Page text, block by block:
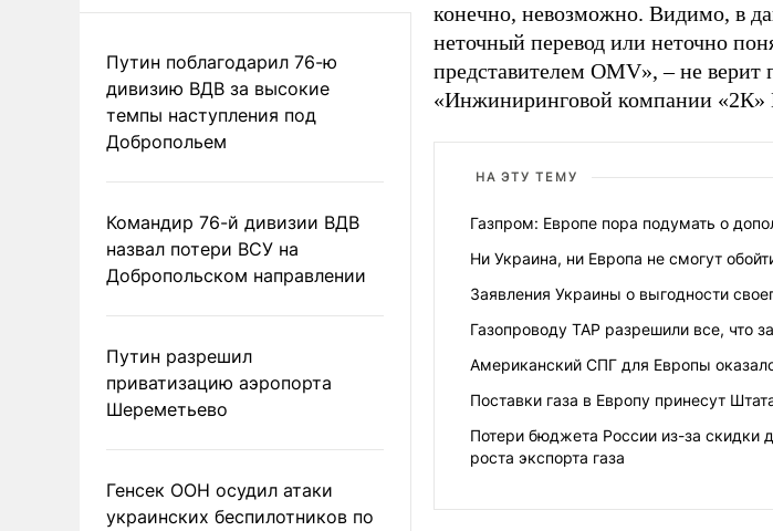
Путин поблагодарил 76-ю
дивизию ВДВ за высокие
темпы наступления под
Добропольем
Командир 76-й дивизии ВДВ
назвал потери ВСУ на
Добропольском направлении
Путин разрешил
приватизацию аэропорта
Шереметьево
Генсек ООН осудил атаки
украинских беспилотников по
конечно, невозможно. Видимо, в
неточный перевод или неточно
представителем OMV», – не верит
«Инжиниринговой компании «2К»
НА ЭТУ ТЕМУ
Газпром: Европе пора подумать о
Ни Украина, ни Европа не смогут
Заявления Украины о выгодности
Газопроводу TAP разрешили все, что
Американский СПГ для Европы
Поставки газа в Европу принесут
Потери бюджета России из-за скидки
роста экспорта газа